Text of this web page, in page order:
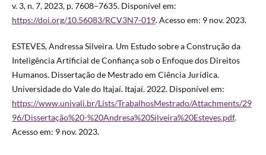
v. 3, n. 7, 2023, p. 7608–7635. Disponível em:
https://doi.org/10.56083/RCV3N7-019. Acesso em: 9 nov. 2023.
ESTEVES, Andressa Silveira. Um Estudo sobre a Construção da
Inteligência Artificial de Confiança sob o Enfoque dos Direitos
Humanos. Dissertação de Mestrado em Ciência Jurídica.
Universidade do Vale do Itajaí. Itajaí. 2022. Disponível em:
https://www.univali.br/Lists/TrabalhosMestrado/Attachments/29
96/Dissertação%20-%20Andresa%20Silveira%20Esteves.pdf.
Acesso em: 9 nov. 2023.